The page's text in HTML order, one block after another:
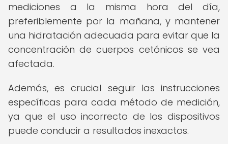
mediciones a la misma hora del día,
preferiblemente por la mañana, y mantener
una hidratación adecuada para evitar que la
concentración de cuerpos cetónicos se vea
afectada.
Además, es crucial seguir las instrucciones
específicas para cada método de medición,
ya que el uso incorrecto de los dispositivos
puede conducir a resultados inexactos.